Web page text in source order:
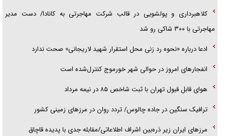
کلاهبرداری و پولشویی در قالب شرکت مهاجرتی به کانادا/ دست مدیر
مهاجرتی با ۳۰۰ شاکی رو شد
ادعا درباره «نحوه رد زنی محل استقرار شهید لاریجانی» صحت ندارد
انفجار‌های امروز در حوالی شهر خورموج کنترل‌شده است
هوای قابل قبول تهران با ثبت شاخص ۸۵ در نیمه مرداد
ترافیک سنگین در جاده چالوس/ تردد روان در مرز‌های زمینی کشور
مرز‌های ایران زیر ذره‌بین اشراف اطلاعاتی/مقابله جدی با پدیده قاچاق